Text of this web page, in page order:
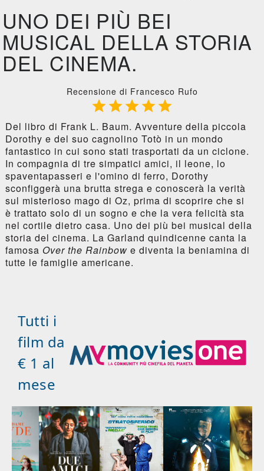
UNO DEI PIÙ BEI
MUSICAL DELLA STORIA
DEL CINEMA.
Recensione di Francesco Rufo

Del libro di Frank L. Baum. Avventure della piccola
Dorothy e del suo cagnolino Totò in un mondo
fantastico in cui sono stati trasportati da un ciclone.
In compagnia di tre simpatici amici, il leone, lo
spaventapasseri e l'omino di ferro, Dorothy
sconfiggerà una brutta strega e conoscerà la verità
sul misterioso mago di Oz, prima di scoprire che si
è trattato solo di un sogno e che la vera felicità sta
nel cortile dietro casa. Uno dei più bei musical della
storia del cinema. La Garland quindicenne canta la
famosa Over the Rainbow e diventa la beniamina di
tutte le famiglie americane.
Tutti i
film da
€ 1 al
mese